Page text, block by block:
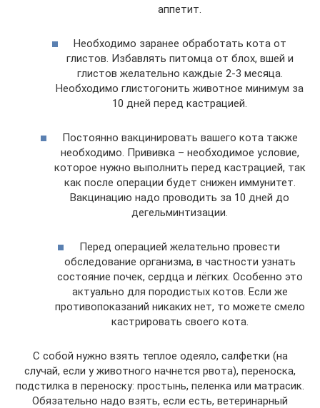
аппетит.
Необходимо заранее обработать кота от
глистов. Избавлять питомца от блох, вшей и
глистов желательно каждые 2-3 месяца.
Необходимо глистогонить животное минимум за
10 дней перед кастрацией.
Постоянно вакцинировать вашего кота также
необходимо. Прививка – необходимое условие,
которое нужно выполнить перед кастрацией, так
как после операции будет снижен иммунитет.
Вакцинацию надо проводить за 10 дней до
дегельминтизации.
Перед операцией желательно провести
обследование организма, в частности узнать
состояние почек, сердца и лёгких. Особенно это
актуально для породистых котов. Если же
противопоказаний никаких нет, то можете смело
кастрировать своего кота.
С собой нужно взять теплое одеяло, салфетки (на
случай, если у животного начнется рвота), переноска,
подстилка в переноску: простынь, пеленка или матрасик.
Обязательно надо взять, если есть, ветеринарный